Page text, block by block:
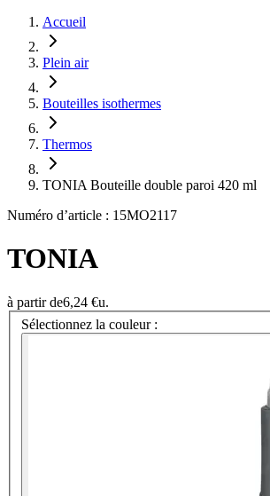
Accueil
Plein air
Bouteilles isothermes
Thermos
TONIA Bouteille double paroi 420 ml
Numéro d’article : 15MO2117
TONIA
à partir de6,24 €u.
Sélectionnez la couleur :